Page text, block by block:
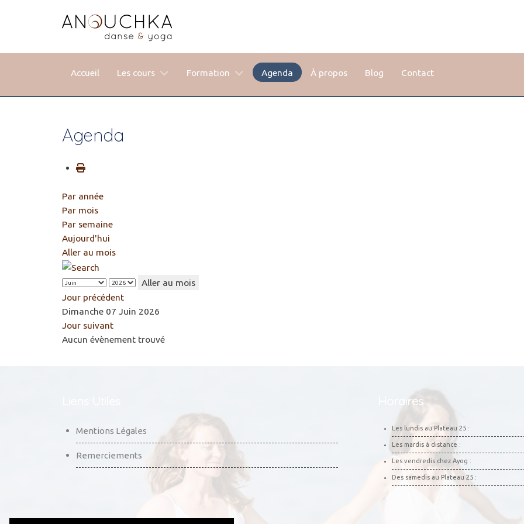
Accueil Les cours Formation Agenda À propos Blog Contact
Agenda
Par année
Par mois
Par semaine
Aujourd'hui
Aller au mois
Aller au mois
Jour précédent
Dimanche 07 Juin 2026
Jour suivant
Aucun évènement trouvé
Mentions Légales
Remerciements
Horaires
Les lundis au Plateau 25 :
Les mardis à distance :
Les vendredis chez Ayog :
Des samedis au Plateau 25 :